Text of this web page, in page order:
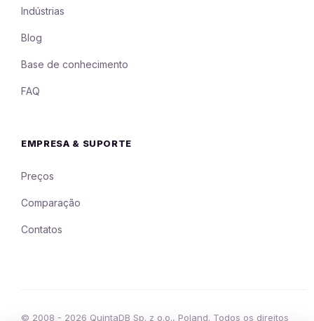
Indústrias
Blog
Base de conhecimento
FAQ
EMPRESA & SUPORTE
Preços
Comparação
Contatos
© 2008 - 2026 QuintaDB Sp. z o.o., Poland. Todos os direitos